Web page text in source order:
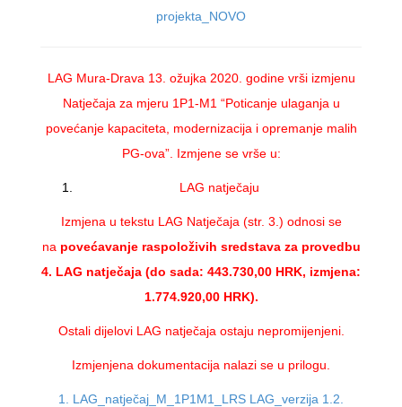
projekta_NOVO
LAG Mura-Drava 13. ožujka 2020. godine vrši izmjenu
Natječaja za mjeru 1P1-M1 “Poticanje ulaganja u
povećanje kapaciteta, modernizacija i opremanje malih
PG-ova”. Izmjene se vrše u:
LAG natječaju
Izmjena u tekstu LAG Natječaja (str. 3.) odnosi se
na povećavanje raspoloživih sredstava za provedbu
4. LAG natječaja (do sada: 443.730,00 HRK, izmjena:
1.774.920,00 HRK).
Ostali dijelovi LAG natječaja ostaju nepromijenjeni.
Izmjenjena dokumentacija nalazi se u prilogu.
1. LAG_natječaj_M_1P1M1_LRS LAG_verzija 1.2.